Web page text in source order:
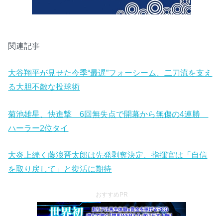
関連記事
大谷翔平が見せた今季“最遅”フォーシーム、二刀流を支え
る大胆不敵な投球術
菊池雄星、快進撃 6回無失点で開幕から無傷の4連勝
ハーラー2位タイ
大炎上続く藤浪晋太郎は先発剥奪決定、指揮官は「自信
を取り戻して」と復活に期待
おすすめPR